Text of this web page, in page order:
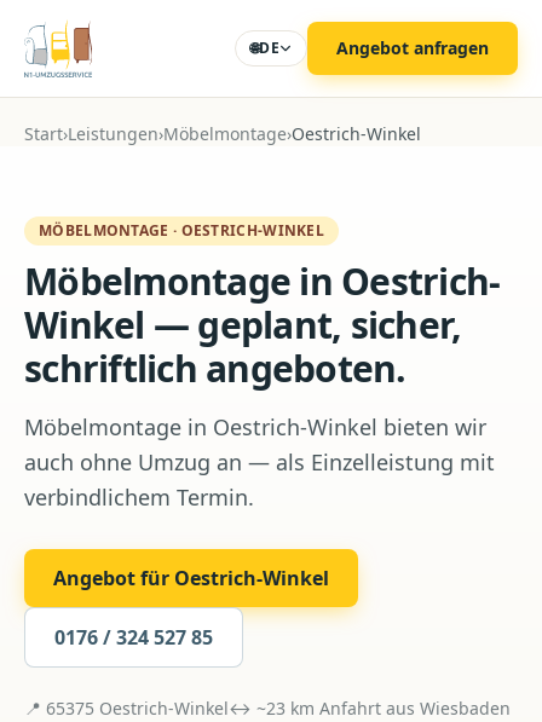
Zum Hauptinhalt
🌐DE Angebot anfragen
Start›Leistungen›Möbelmontage›Oestrich-Winkel
MÖBELMONTAGE · OESTRICH-WINKEL
Möbelmontage in Oestrich-
Winkel — geplant, sicher,
schriftlich angeboten.
Möbelmontage in Oestrich-Winkel bieten wir
auch ohne Umzug an — als Einzelleistung mit
verbindlichem Termin.
Angebot für Oestrich-Winkel
0176 / 324 527 85
📍 65375 Oestrich-Winkel↔ ~23 km Anfahrt aus Wiesbaden